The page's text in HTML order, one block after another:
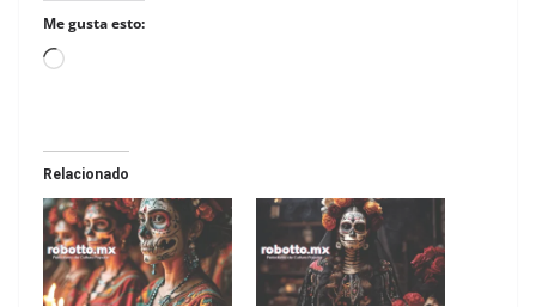
Me gusta esto:
Loading…
Relacionado